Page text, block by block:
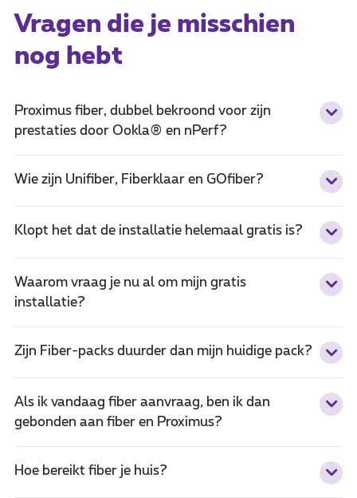
Vragen die je misschien
nog hebt
Proximus fiber, dubbel bekroond voor zijn
prestaties door Ookla® en nPerf?
Wie zijn Unifiber, Fiberklaar en GOfiber?
Klopt het dat de installatie helemaal gratis is?
Waarom vraag je nu al om mijn gratis
installatie?
Zijn Fiber-packs duurder dan mijn huidige pack?
Als ik vandaag fiber aanvraag, ben ik dan
gebonden aan fiber en Proximus?
Hoe bereikt fiber je huis?